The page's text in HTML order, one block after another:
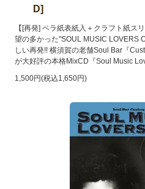
D]
【[再発] ペラ紙表紙入＋クラフト紙
望の多かった"SOUL MUSIC LOVERS
しい再発!! 横須賀の老舗Soul Bar『
が大好評の本格MixCD『Soul Music
1,500円(税込1,650円)